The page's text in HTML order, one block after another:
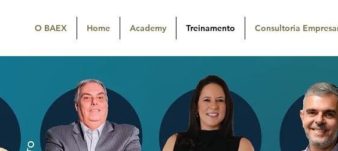
O BAEX Home Academy Treinamento Consultoria